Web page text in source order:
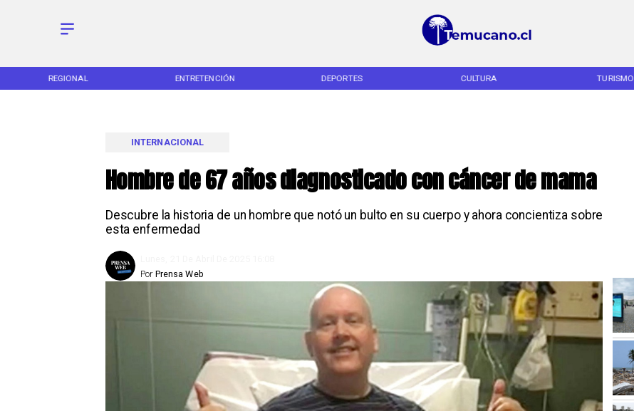
REGIONAL ENTRETENCIÓN DEPORTES CULTURA TURISMO
Hombre de 67 años diagnosticado con cáncer de mama
Descubre la historia de un hombre que notó un bulto en su cuerpo y ahora concientiza sobre
esta enfermedad
INTERNACIONAL
Prensa Web
Por